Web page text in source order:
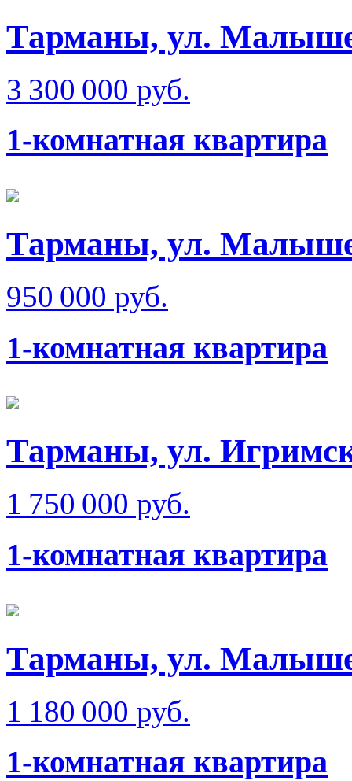
Тарманы, ул.
3 300 000 руб.
1-комнатная квартира
Тарманы, ул.
950 000 руб.
1-комнатная квартира
Тарманы, ул.
1 750 000 руб.
1-комнатная квартира
Тарманы, ул.
1 180 000 руб.
1-комнатная квартира